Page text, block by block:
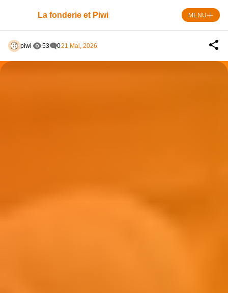
La fonderie et Piwi MENU
piwi 53 021 Mai, 2026